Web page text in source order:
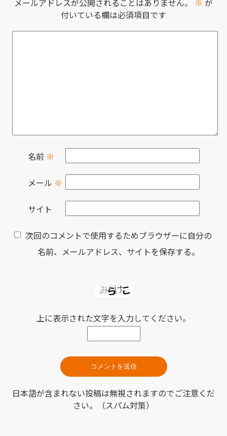
メールアドレスが公開されることはありません。 ※ が
付いている欄は必須項目です
名前 ※
メール ※
サイト
次回のコメントで使用するためブラウザーに自分の
名前、メールアドレス、サイトを保存する。
上に表示された文字を入力してください。
日本語が含まれない投稿は無視されますのでご注意くだ
さい。（スパム対策）